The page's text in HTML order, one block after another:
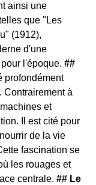
ainsi une
que "Les
(1912),
d'une
pour l'époque.##
profondément
Contrairement à
et
Il est cité pour
de la vie
fascination se
les rouages et
centrale.## Le